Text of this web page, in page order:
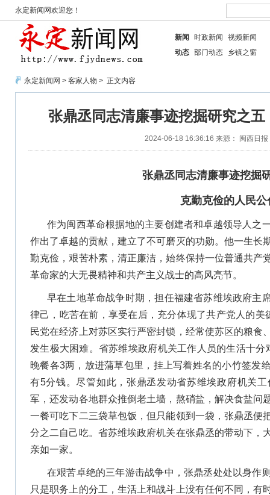
永定新闻网欢迎您！
新闻 时政新闻
视频新闻
动态 部门动态 乡镇之窗
永定新闻网 > 客家人物 > 正文内容
张鼎丞同志清廉事迹挖掘研究之
2024-06-18 16:36:16 来源： 闽西日报
张鼎丞同志清廉事迹挖掘
克勤克俭的人民公
作为闽西革命根据地的主要创建者和卓越领导人之
作出了卓越的贡献，建立了不可磨灭的功勋。他一生长
勤克俭，艰苦朴素，清正廉洁，始终保持一位普通共产
革命家的大无畏精神和共产主义战士的高风亮节。
早在土地革命战争时期，担任福建省苏维埃政府主
律己，吃苦在前，享受在后，充分体现了共产党人的美
民党在经济上对苏区实行严密封锁，经常使苏区的粮食
发生极大困难。省苏维埃政府机关工作人员的生活十
晚餐各3两，放进蒲草包里，挂上写着姓名的小竹签发
有5分钱。尽管如此，张鼎丞发动省苏维埃政府机关
军，还发动各地群众推倒老土墙，熬硝盐，解决食盐问
一餐可吃下二三袋草包饭，但只能领到一袋，张鼎丞便
分之二自己吃。省苏维埃政府机关在张鼎丞的带动下，
亲如一家。
在艰苦卓绝的三年游击战争中，张鼎丞处处以身作
只是职务上的分工，生活上和战斗上没有任何不同，有